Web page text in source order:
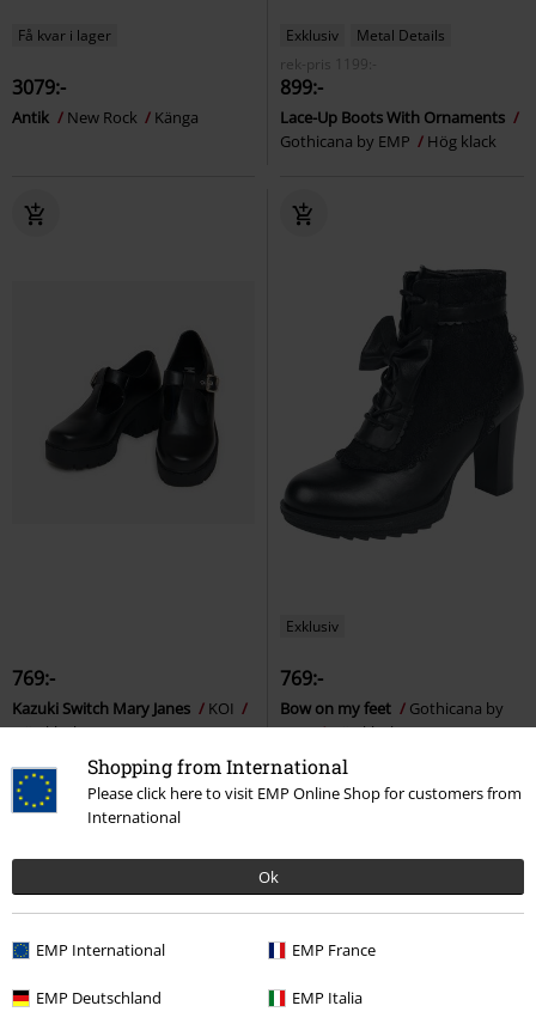
Shopping from International
Please click here to visit EMP Online Shop for customers from
International
Ok
EMP International EMP France
EMP Deutschland EMP Italia
Få kvar i lager
3079:-
Antik New Rock Känga
Exklusiv
Metal Details
rek-pris
1199:-
899:-
Lace-Up Boots With Ornaments
Gothicana by EMP
Hög klack
769:-
Kazuki Switch Mary Janes
KOI
Hög klack
Exklusiv
769:-
Bow on my feet
Gothicana by
EMP
Hög klack